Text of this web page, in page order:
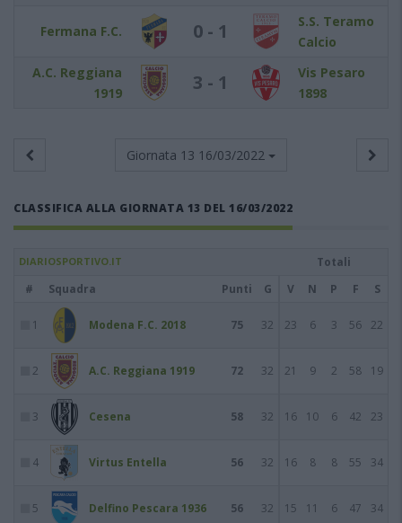
Fermana F.C. 0 - 1
S.S. Teramo
Calcio
A.C. Reggiana
1919
3 - 1
Vis Pesaro
1898
Giornata 13 16/03/2022
CLASSIFICA ALLA GIORNATA 13 DEL 16/03/2022
DIARIOSPORTIVO.IT
Totali
#
Squadra Punti G V N P F S
1 Modena F.C. 2018 75 32 23 6 3 56 22
2 A.C. Reggiana 1919 72 32 21 9 2 58 19
3 Cesena 58 32 16 10 6 42 23
4 Virtus Entella 56 32 16 8 8 55 34
5 Delfino Pescara 1936 56 32 15 11 6 47 34